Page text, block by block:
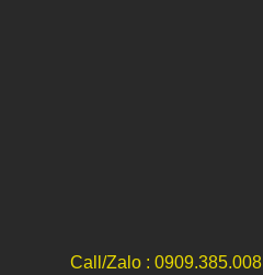
Call/Zalo : 0909.385.008